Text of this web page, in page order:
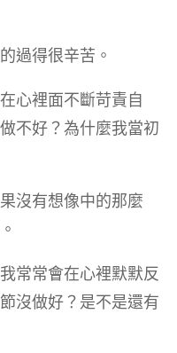
過得很辛苦。
心裡面不斷苛責自
不好？為什麼我當初
沒有想像中的那麼
常常會在心裡默默反
沒做好？是不是還有